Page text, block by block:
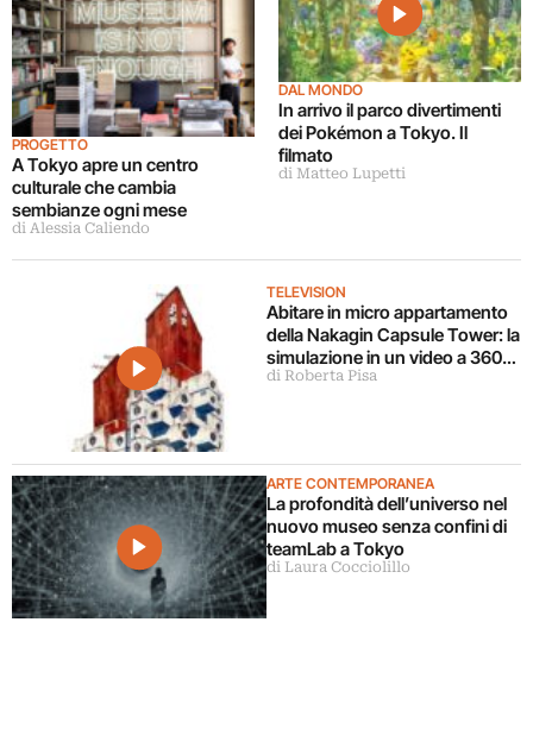
PROGETTO
A Tokyo apre un centro
culturale che cambia
sembianze ogni mese
di Alessia Caliendo
DAL MONDO
In arrivo il parco divertimenti
dei Pokémon a Tokyo. Il
filmato
di Matteo Lupetti
TELEVISION
Abitare in micro appartamento
della Nakagin Capsule Tower: la
simulazione in un video a 360
gradi
di Roberta Pisa
ARTE CONTEMPORANEA
La profondità dell’universo nel
nuovo museo senza confini di
teamLab a Tokyo
di Laura Cocciolillo